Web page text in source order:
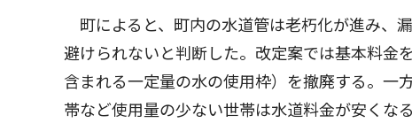
町によると、町内の水道管は老朽化が進み、
避けられないと判断した。改定案では基本料金
含まれる一定量の水の使用枠）を撤廃する。一
帯など使用量の少ない世帯は水道料金が安くな